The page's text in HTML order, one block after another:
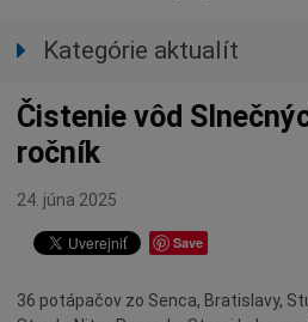
Kategórie aktualít
Spravodajstvo
Parkovacia politika
Kultúra
Ocenenia
Údržba
Čistenie vôd
ročník
24. júna 2025
Save
36 potápačov zo Senca, Bratislavy,